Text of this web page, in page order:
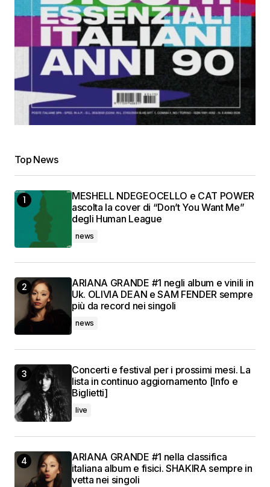
Top News
MESHELL NDEGEOCELLO e CAT POWER
ascolta la cover di “Don’t You Want Me”
degli Human League
news
ARIANA GRANDE #1 negli album e vinili in
Uk. OLIVIA DEAN e SAM FENDER sempre
più da record nei singoli
news
Concerti e festival per i prossimi mesi. La
lista in continuo aggiornamento [Info e
Biglietti]
live
ARIANA GRANDE #1 nella classifica
italiana album e fisici. SHAKIRA sempre in
vetta nei singoli